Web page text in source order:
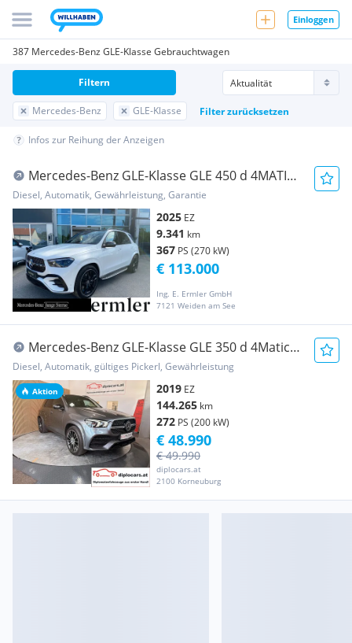
Einloggen
387 Mercedes-Benz GLE-Klasse Gebrauchtwagen
Mercedes-Benz GLE-Klasse Filter zurücksetzen
Filtern
Infos zur Reihung der Anzeigen
Mercedes-Benz GLE-Klasse GLE 450 d 4MATIC
KeyGo AMG Night FAP CarPlay
Diesel, Automatik, Gewährleistung, Garantie
2025 EZ
9.341 km
367 PS (270 kW)
Ing. E. Ermler GmbH
7121 Weiden am See
€ 113.000
Aktion
Mercedes-Benz GLE-Klasse GLE 350 d 4Matic
Aut.
Diesel, Automatik, gültiges Pickerl, Gewährleistung
2019 EZ
144.265 km
272 PS (200 kW)
diplocars.at
2100 Korneuburg
€ 49.990
€ 48.990